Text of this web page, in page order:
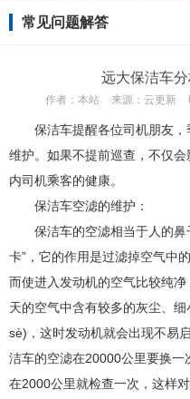
常见问题解答
远大保洁车
作者： 本站 来源： 云更新
保洁车提醒各位司机朋友
维护。如果不提前巡查，不仅
内司机乘客的健康。
保洁车空滤的维护：
保洁车的空滤相当于人的
卡”，它的作用是过滤掉空气中
而使进入发动机的空气比较纯
天的空气中含有较多的灰尘、
sè)，这时发动机就会出现不易
洁车的空滤在20000公里要换
在2000公里就检查一次，这样